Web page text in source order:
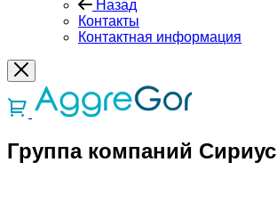
Назад
Контакты
Контактная информация
Группа компаний Сириус